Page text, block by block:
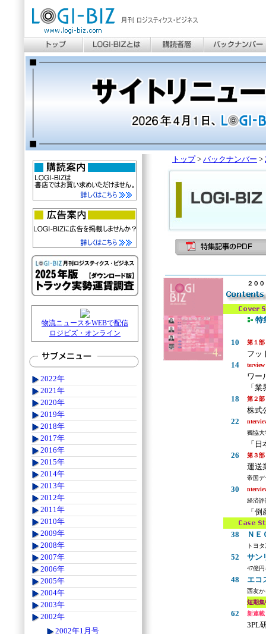
トップ > バックナンバー >
２０
特
10
第１部
フッ
14
terview
ワ
「
18
第２部
株式
22
獨協
「
26
第３部
運送
帝国
30
経済
「
38 Ｎ
トヨ
52 サン
47億
48 エ
西友
短期集
62 新連載
3PL
物流ニュースをWEBで配信
ロジビズ・オンライン
2022年
2021年
2020年
2019年
2018年
2017年
2016年
2015年
2014年
2013年
2012年
2011年
2010年
2009年
2008年
2007年
2006年
2005年
2004年
2003年
2002年
2002年1月号